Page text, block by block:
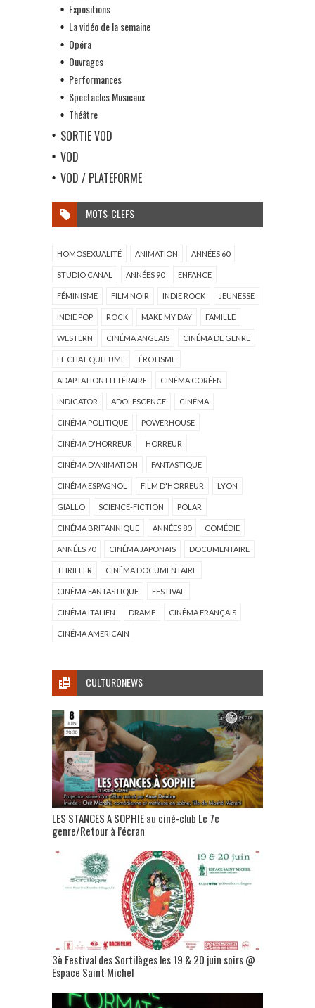
Expositions
La vidéo de la semaine
Opéra
Ouvrages
Performances
Spectacles Musicaux
Théâtre
SORTIE VOD
VOD
VOD / PLATEFORME
MOTS-CLEFS
HOMOSEXUALITÉ ANIMATION ANNÉES 60
STUDIO CANAL ANNÉES 90 ENFANCE
FÉMINISME FILM NOIR INDIE ROCK JEUNESSE
INDIE POP ROCK MAKE MY DAY FAMILLE
WESTERN CINÉMA ANGLAIS CINÉMA DE GENRE
LE CHAT QUI FUME ÉROTISME
ADAPTATION LITTÉRAIRE CINÉMA CORÉEN
INDICATOR ADOLESCENCE CINÉMA
CINÉMA POLITIQUE POWERHOUSE
CINÉMA D'HORREUR HORREUR
CINÉMA D'ANIMATION FANTASTIQUE
CINÉMA ESPAGNOL FILM D'HORREUR LYON
GIALLO SCIENCE-FICTION POLAR
CINÉMA BRITANNIQUE ANNÉES 80 COMÉDIE
ANNÉES 70 CINÉMA JAPONAIS DOCUMENTAIRE
THRILLER CINÉMA DOCUMENTAIRE
CINÉMA FANTASTIQUE FESTIVAL
CINÉMA ITALIEN DRAME CINÉMA FRANÇAIS
CINÉMA AMERICAIN
CULTURONEWS
LES STANCES A SOPHIE au ciné-club Le 7e
genre/Retour à l’écran
3è Festival des Sortilèges les 19 & 20 juin soirs @
Espace Saint Michel